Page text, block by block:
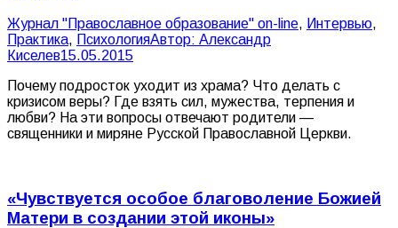
Журнал "Православное образование" on-line, Интервью,
Практика, ПсихологияАвтор: Александр
Киселев15.05.2015
Почему подросток уходит из храма? Что делать с
кризисом веры? Где взять сил, мужества, терпения и
любви? На эти вопросы отвечают родители —
священники и миряне Русской Православной Церкви.
«Чувствуется особое благоволение Божией
Матери в создании этой иконы»